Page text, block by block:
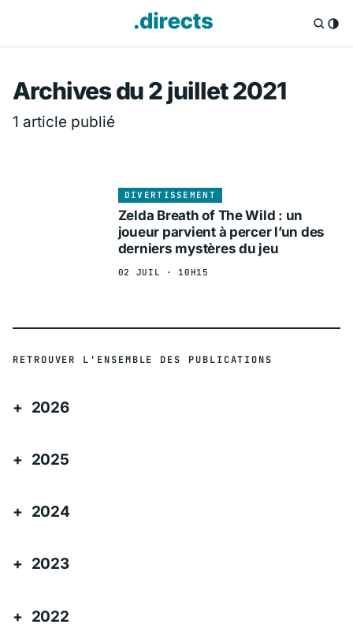
Directs.fr —
Archives du 2 juillet 2021
1 article publié
DIVERTISSEMENT
Zelda Breath of The Wild : un
joueur parvient à percer l’un des
derniers mystères du jeu
02 JUIL · 10H15
RETROUVER L'ENSEMBLE DES PUBLICATIONS
2026
2025
2024
2023
2022